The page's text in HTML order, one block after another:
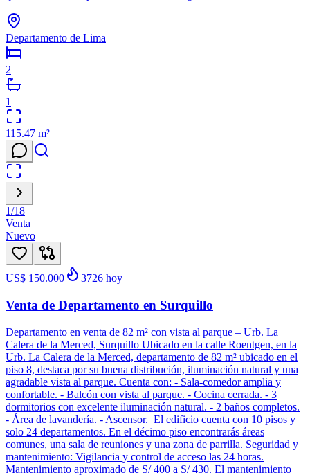
Departamento de Lima
2
1
115.47 m²
1/18
Venta
Nuevo
US$ 150.000 3726 hoy
Venta de Departamento en Surquillo
Departamento en venta de 82 m² con vista al parque – Urb. La
Calera de la Merced, Surquillo Ubicado en la calle Roentgen, en la
Urb. La Calera de la Merced, departamento de 82 m² ubicado en el
piso 8, destaca por su buena distribución, iluminación natural y una
agradable vista al parque. Cuenta con: - Sala-comedor amplia y
confortable. - Balcón con vista al parque. - Cocina cerrada. - 3
dormitorios con excelente iluminación natural. - 2 baños completos.
- Área de lavandería. - Ascensor. El edificio cuenta con 10 pisos y
solo 24 departamentos. En el décimo piso encontrarás áreas
comunes, una sala de reuniones y una zona de parrilla. Seguridad y
mantenimiento: Vigilancia y control de acceso las 24 horas.
Mantenimiento aproximado de S/ 400 a S/ 430. El mantenimiento